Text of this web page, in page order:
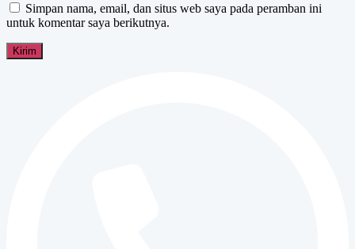
Simpan nama, email, dan situs web saya pada peramban ini
untuk komentar saya berikutnya.